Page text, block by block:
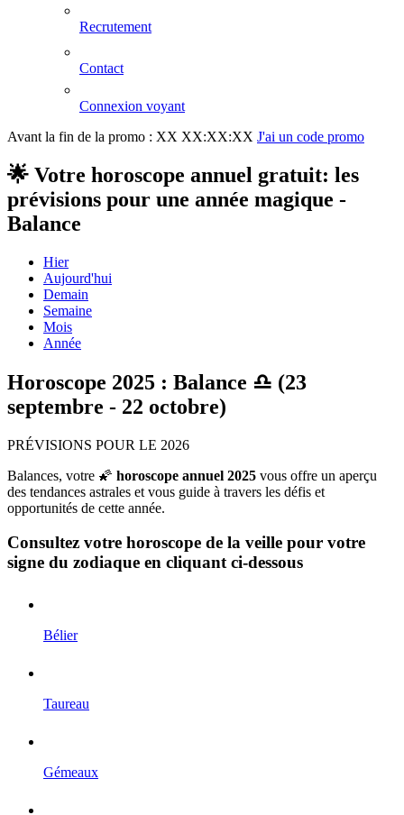
Recrutement
Contact
Connexion voyant
Avant la fin de la promo : XX XX:XX:XX J'ai un code promo
🌟 Votre horoscope annuel gratuit: les
prévisions pour une année magique -
Balance
Hier
Aujourd'hui
Demain
Semaine
Mois
Année
Horoscope 2025 : Balance ♎ (23
septembre - 22 octobre)
PRÉVISIONS POUR LE 2026
Balances, votre 🌠 horoscope annuel 2025 vous offre un aperçu
des tendances astrales et vous guide à travers les défis et
opportunités de cette année.
Consultez votre horoscope de la veille pour votre
signe du zodiaque en cliquant ci-dessous
Bélier
Taureau
Gémeaux